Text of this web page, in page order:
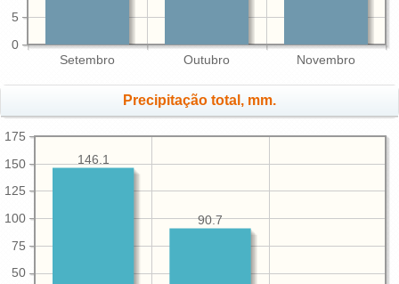
Setembro Outubro Novembro
0
5
Precipitação total, mm.
50
75
100
125
150
175
90.7
146.1